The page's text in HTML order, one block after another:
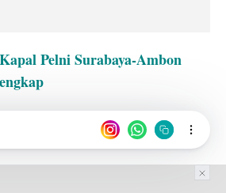
Pelni Surabaya-Ambon
Jakarta